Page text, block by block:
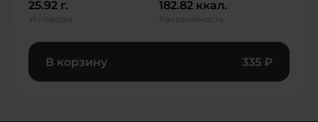
25.92 г.
Углеводы
182.82 ккал.
Калорийность
В корзину 335 ₽